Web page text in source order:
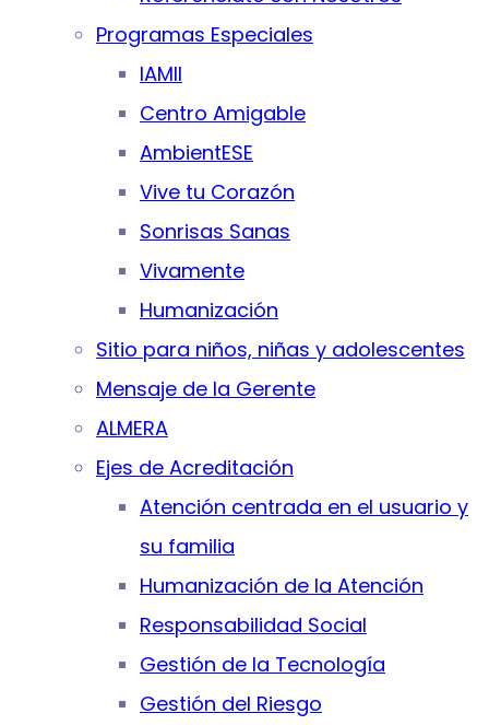
Programas Especiales
IAMII
Centro Amigable
AmbientESE
Vive tu Corazón
Sonrisas Sanas
Vivamente
Humanización
Sitio para niños, niñas y adolescentes
Mensaje de la Gerente
ALMERA
Ejes de Acreditación
Atención centrada en el usuario y
su familia
Humanización de la Atención
Responsabilidad Social
Gestión de la Tecnología
Gestión del Riesgo